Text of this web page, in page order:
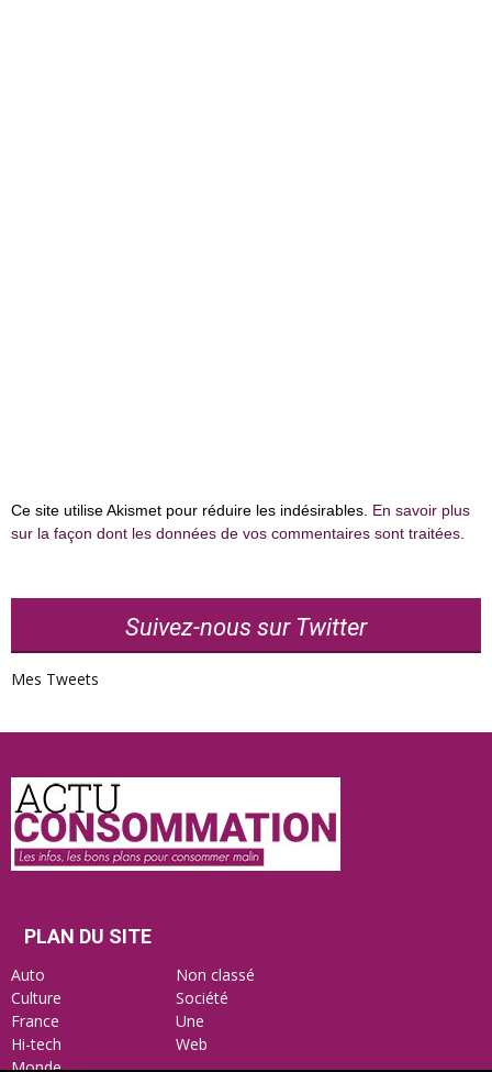
Ce site utilise Akismet pour réduire les indésirables. En savoir plus
sur la façon dont les données de vos commentaires sont traitées.
Suivez-nous sur Twitter
Mes Tweets
PLAN DU SITE
Auto
Non classé
Culture
Société
France
Une
Hi-tech
Web
Monde